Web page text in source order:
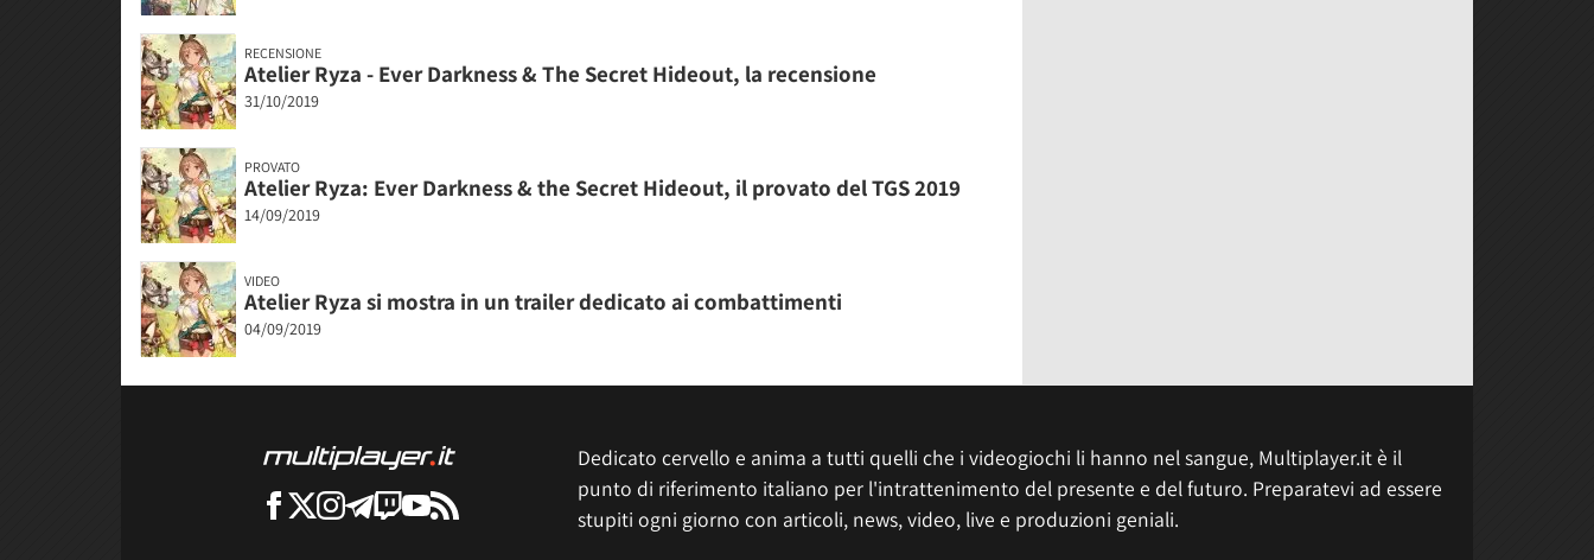
RECENSIONE
Atelier Ryza - Ever Darkness & The Secret Hideout, la recensione
31/10/2019
PROVATO
Atelier Ryza: Ever Darkness & the Secret Hideout, il provato del TGS 2019
14/09/2019
VIDEO
Atelier Ryza si mostra in un trailer dedicato ai combattimenti
04/09/2019
Dedicato cervello e anima a tutti quelli che i videogiochi li hanno nel sangue, Multiplayer.it è il
punto di riferimento italiano per l'intrattenimento del presente e del futuro. Preparatevi ad essere
stupiti ogni giorno con articoli, news, video, live e produzioni geniali.